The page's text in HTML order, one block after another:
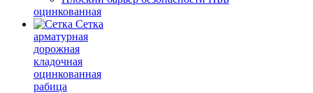
оцинкованная
Сетка
арматурная
дорожная
кладочная
оцинкованная
рабица